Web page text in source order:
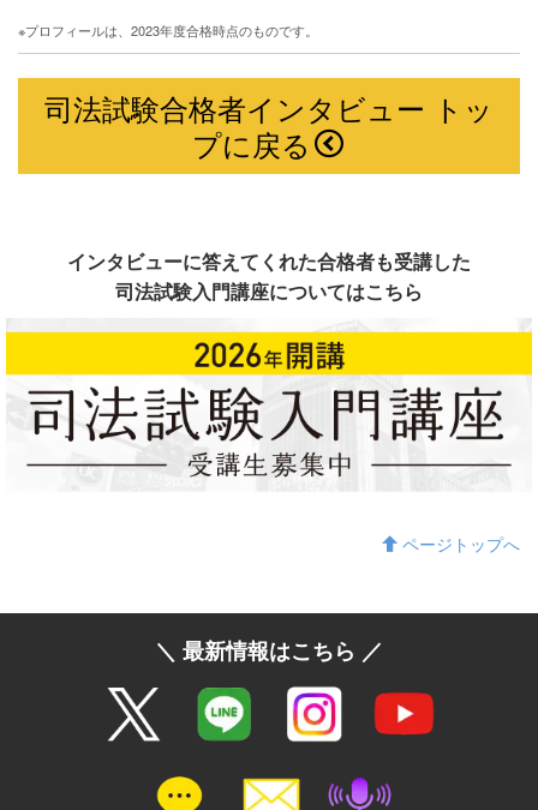
※プロフィールは、2023年度合格時点のものです。
司法試験合格者インタビュー トッ
プに戻る
インタビューに答えてくれた合格者も受講した
司法試験入門講座についてはこちら
ページトップへ
＼ 最新情報はこちら ／